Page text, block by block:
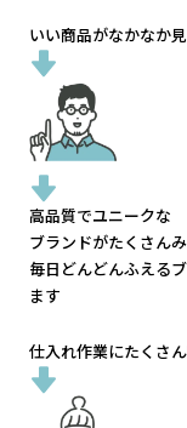
いい商品がなかなか
高品質でユニークな
ブランドがたくさん
毎日どんどんふえる
ます
仕入れ作業にたくさ